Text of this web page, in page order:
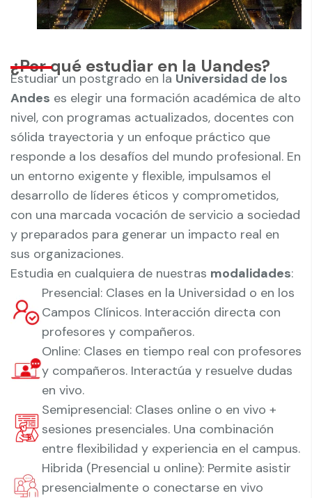
¿Por qué estudiar en la Uandes?
Estudiar un postgrado en la Universidad de los
Andes es elegir una formación académica de alto
nivel, con programas actualizados, docentes con
sólida trayectoria y un enfoque práctico que
responde a los desafíos del mundo profesional. En
un entorno exigente y flexible, impulsamos el
desarrollo de líderes éticos y comprometidos,
con una marcada vocación de servicio a sociedad
y preparados para generar un impacto real en
sus organizaciones.
Estudia en cualquiera de nuestras modalidades:
Presencial: Clases en la Universidad o en los
Campos Clínicos. Interacción directa con
profesores y compañeros.
Online: Clases en tiempo real con profesores
y compañeros. Interactúa y resuelve dudas
en vivo.
Semipresencial: Clases online o en vivo +
sesiones presenciales. Una combinación
entre flexibilidad y experiencia en el campus.
Hibrida (Presencial u online): Permite asistir
presencialmente o conectarse en vivo